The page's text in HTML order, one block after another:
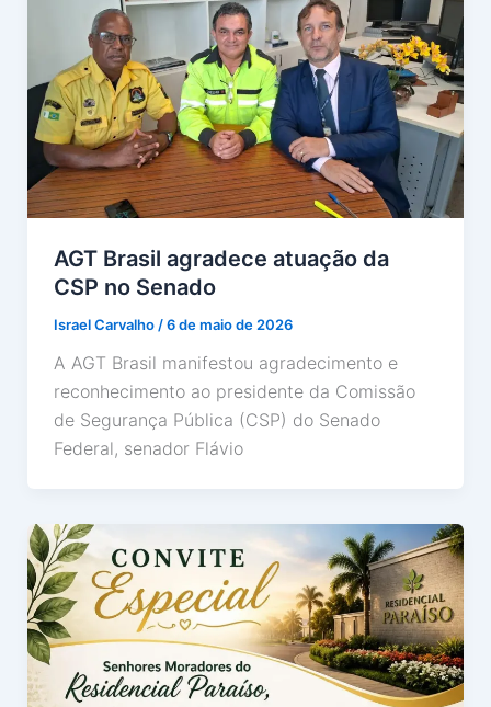
AGT Brasil agradece atuação da
CSP no Senado
Israel Carvalho /6 de maio de 2026
A AGT Brasil manifestou agradecimento e
reconhecimento ao presidente da Comissão
de Segurança Pública (CSP) do Senado
Federal, senador Flávio